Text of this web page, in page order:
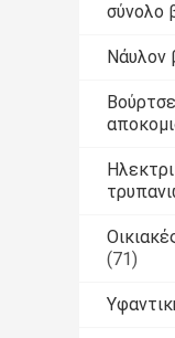
σύνολο
Νάυλον
(71)